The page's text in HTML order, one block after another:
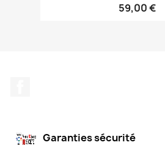
59,00 €
Garanties sécurité